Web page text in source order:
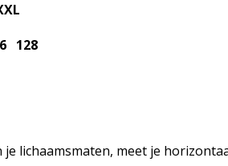
128
lichaamsmaten, meet je